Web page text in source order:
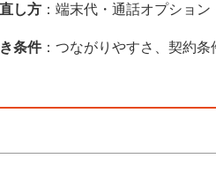
し方 ：端末代・通話オプショ
条件：つながりやすさ、契約